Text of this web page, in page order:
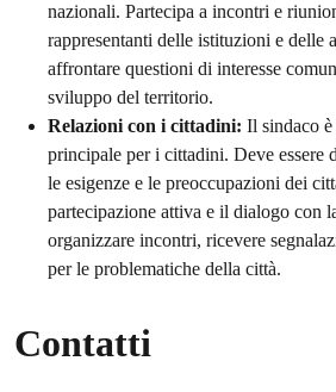
nazionali. Partecipa a incontri e
rappresentanti delle istituzioni e delle
affrontare questioni di interesse
sviluppo del territorio.
Relazioni con i cittadini: Il sindaco
principale per i cittadini. Deve essere
le esigenze e le preoccupazioni dei
partecipazione attiva e il dialogo con
organizzare incontri, ricevere
per le problematiche della città.
Contatti